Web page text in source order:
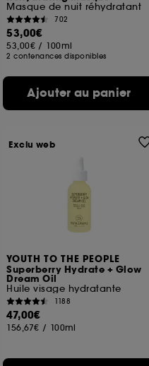
Masque de nuit réhydratant
702
53,00€
53,00€ / 100ml
2 contenances disponibles
Ajouter au panier
YOUTH TO THE PEOPLE
Superberry Hydrate + Glow
Dream Oil
Huile visage hydratante
1188
47,00€
156,67€ / 100ml
Exclu web